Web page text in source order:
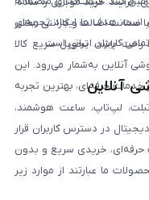
است. هدف ما ایجاد تجربه‌ای
کاربران ایرانی است.
ضمانت اصالت و گارانتی معتبر
راحت باشد. تحویل سریع کالا
آنلاین به‌شمار می‌رود. این
حرفه‌ای، بهترین تجربه
آنلاین
لپ‌تاپ، ساعت هوشمند،
در دسترس کاربران قرار
حرفه‌ای، خریدی سریع و بدون
ما عبارتند از موارد زیر